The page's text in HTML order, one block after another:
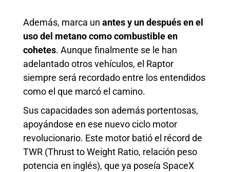
Además, marca un antes y un después en el
uso del metano como combustible en
cohetes. Aunque finalmente se le han
adelantado otros vehículos, el Raptor
siempre será recordado entre los entendidos
como el que marcó el camino.
Sus capacidades son además portentosas,
apoyándose en ese nuevo ciclo motor
revolucionario. Este motor batió el récord de
TWR (Thrust to Weight Ratio, relación peso
potencia en inglés), que ya poseía SpaceX